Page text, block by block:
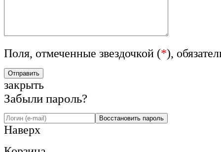
Поля, отмеченные звездочкой (*),
закрыть
Забыли пароль?
Наверх